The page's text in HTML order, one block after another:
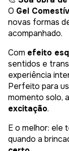
O Gel
novas formas
acompanhado.
Com efeito
sentidos e
experiência
Perfeito para
momento solo,
excitação.
E o melhor: ele
quando a